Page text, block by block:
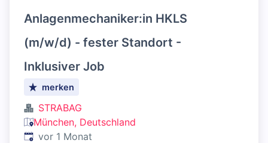
Anlagenmechaniker:in HKLS
(m/w/d) - fester Standort -
Inklusiver Job
merken
STRABAG
München, Deutschland
Veröffentlicht:
vor 1 Monat